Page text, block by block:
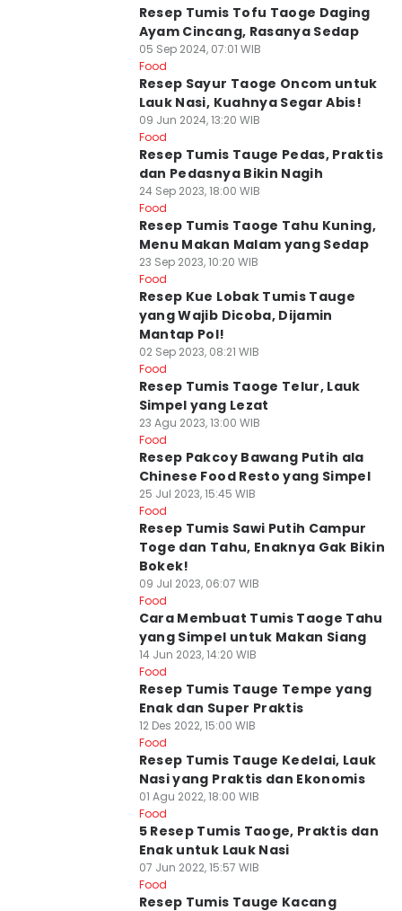
Resep Tumis Tofu Taoge Daging
Ayam Cincang, Rasanya Sedap
05 Sep 2024, 07:01 WIB
Food
Resep Sayur Taoge Oncom untuk
Lauk Nasi, Kuahnya Segar Abis!
09 Jun 2024, 13:20 WIB
Food
Resep Tumis Tauge Pedas, Praktis
dan Pedasnya Bikin Nagih
24 Sep 2023, 18:00 WIB
Food
Resep Tumis Taoge Tahu Kuning,
Menu Makan Malam yang Sedap
23 Sep 2023, 10:20 WIB
Food
Resep Kue Lobak Tumis Tauge
yang Wajib Dicoba, Dijamin
Mantap Pol!
02 Sep 2023, 08:21 WIB
Food
Resep Tumis Taoge Telur, Lauk
Simpel yang Lezat
23 Agu 2023, 13:00 WIB
Food
Resep Pakcoy Bawang Putih ala
Chinese Food Resto yang Simpel
25 Jul 2023, 15:45 WIB
Food
Resep Tumis Sawi Putih Campur
Toge dan Tahu, Enaknya Gak Bikin
Bokek!
09 Jul 2023, 06:07 WIB
Food
Cara Membuat Tumis Taoge Tahu
yang Simpel untuk Makan Siang
14 Jun 2023, 14:20 WIB
Food
Resep Tumis Tauge Tempe yang
Enak dan Super Praktis
12 Des 2022, 15:00 WIB
Food
Resep Tumis Tauge Kedelai, Lauk
Nasi yang Praktis dan Ekonomis
01 Agu 2022, 18:00 WIB
Food
5 Resep Tumis Taoge, Praktis dan
Enak untuk Lauk Nasi
07 Jun 2022, 15:57 WIB
Food
Resep Tumis Tauge Kacang